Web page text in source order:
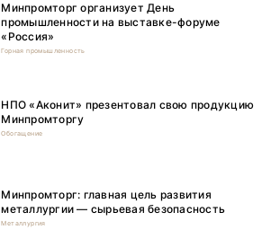
Минпромторг организует День
промышленности на выставке-форуме
«Россия»
Горная промышленность
НПО «Аконит» презентовал свою продукцию
Минпромторгу
Обогащение
Минпромторг: главная цель развития
металлургии — сырьевая безопасность
Металлургия